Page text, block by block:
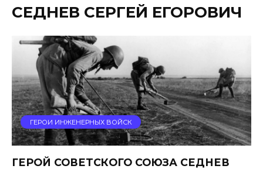
СЕДНЕВ СЕРГЕЙ ЕГОРОВИЧ
ГЕРОИ ИНЖЕНЕРНЫХ ВОЙСК
ГЕРОЙ СОВЕТСКОГО СОЮЗА СЕДНЕВ